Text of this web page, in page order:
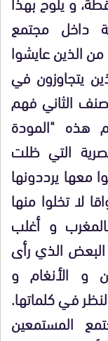
داخل مجتمع
الذين عايشوا
يتجاوزون في
الثاني فهم
هذه "المودة
التي ظلت
معها يرددونها
لا تخلوا منها
و أغلب
البعض الذي رأى
و الأنغام و
في كلماتها.
المستمعين